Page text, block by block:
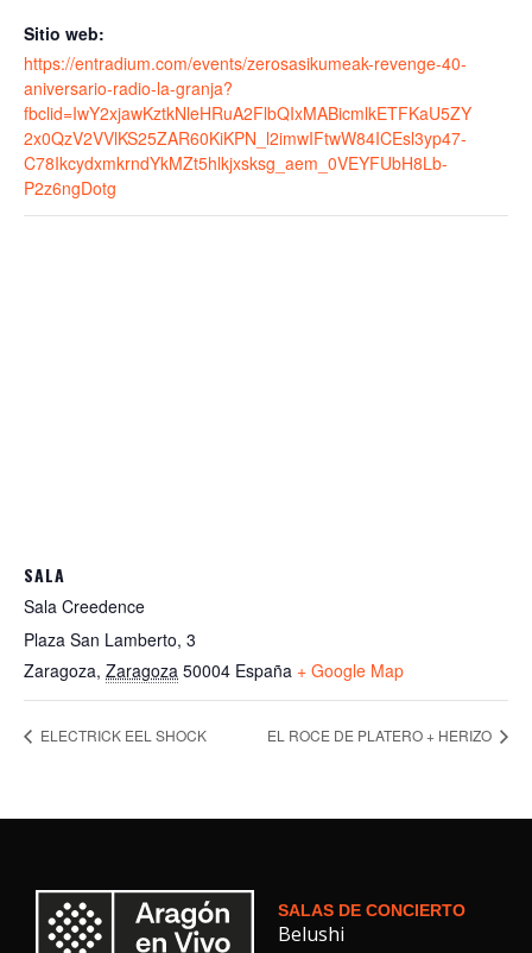
Sitio web:
https://entradium.com/events/zerosasikumeak-revenge-40-
aniversario-radio-la-granja?
fbclid=IwY2xjawKztkNleHRuA2FlbQIxMABicmlkETFKaU5ZY
2x0QzV2VVlKS25ZAR60KiKPN_l2imwIFtwW84ICEsl3yp47-
C78IkcydxmkrndYkMZt5hlkjxsksg_aem_0VEYFUbH8Lb-
P2z6ngDotg
SALA
Sala Creedence
Plaza San Lamberto, 3
Zaragoza, Zaragoza 50004 España + Google Map
ELECTRICK EEL SHOCK EL ROCE DE PLATERO + HERIZO
SALAS DE CONCIERTO
Belushi